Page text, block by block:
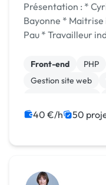
Présentation : * Cyril DUVIC, 44 ans, basé à
Bayonne *
Pau * Travailleur
Front-end PHP
Gestion site web
jQuery
Back-end
40 €/h 50